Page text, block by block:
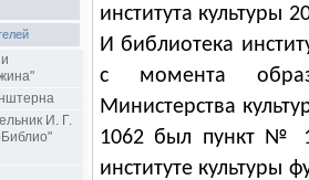
И. Г.
института культуры
И библиотека
с момента
Министерства
1062 был пункт №
институте культуры